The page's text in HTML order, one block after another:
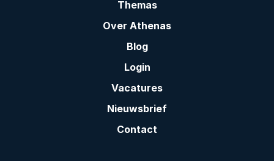
Themas
Over Athenas
Blog
Login
Vacatures
Nieuwsbrief
Contact